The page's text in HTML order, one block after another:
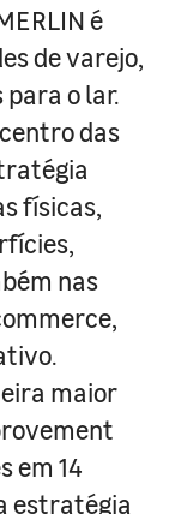
é
de varejo,
o lar.
das
físicas,
nas
maior
em 14
estratégia